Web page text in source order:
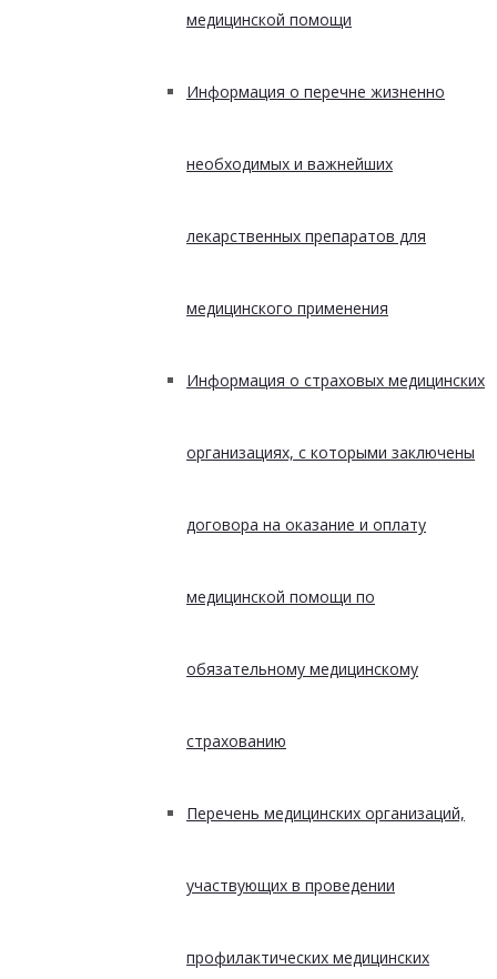
медицинской помощи
Информация о перечне жизненно
необходимых и важнейших
лекарственных препаратов для
медицинского применения
Информация о страховых медицинских
организациях, с которыми заключены
договора на оказание и оплату
медицинской помощи по
обязательному медицинскому
страхованию
Перечень медицинских организаций,
участвующих в проведении
профилактических медицинских